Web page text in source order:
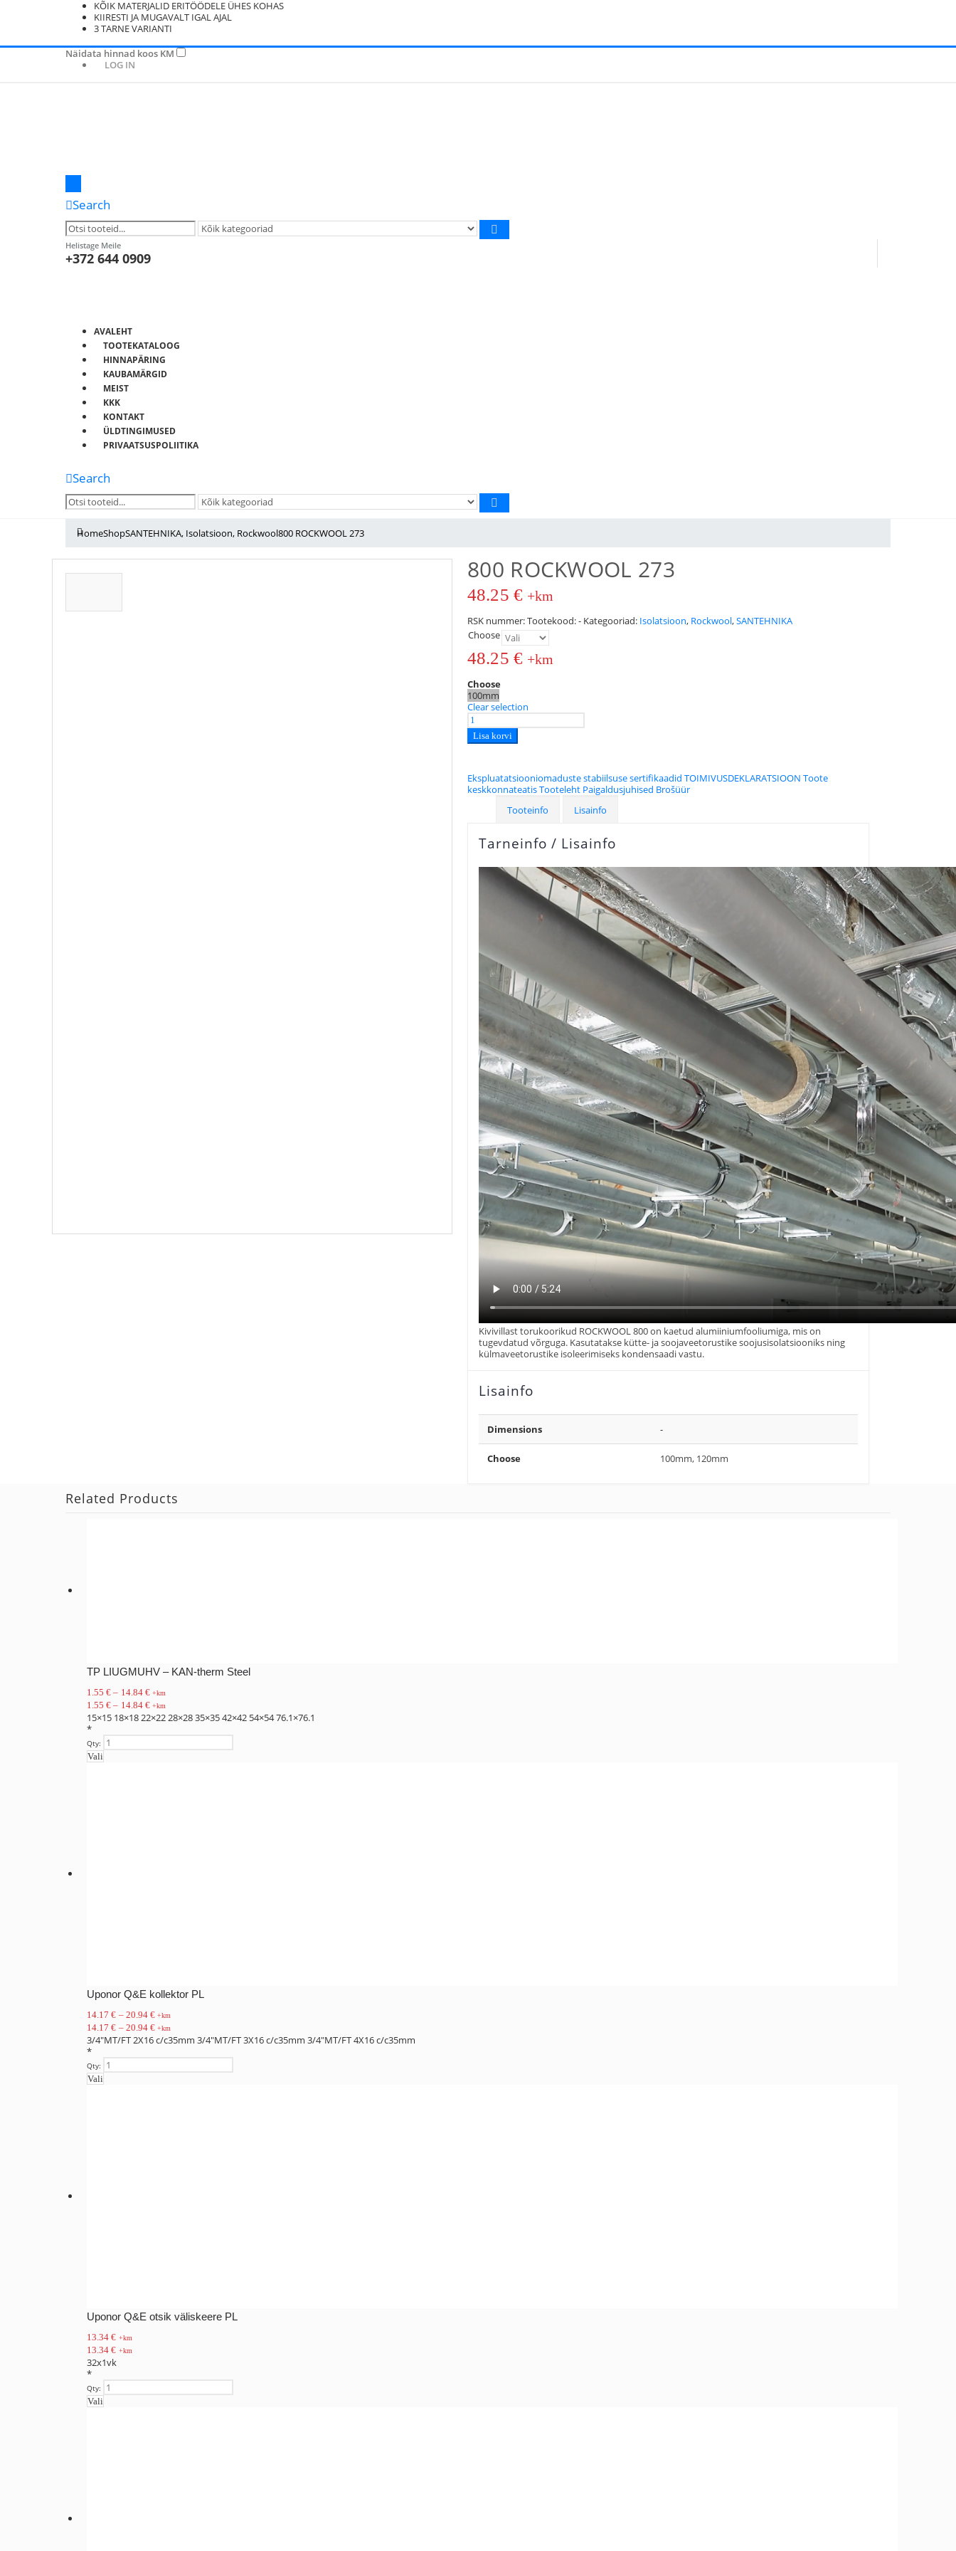
KÕIK MATERJALID ERITÖÖDELE ÜHES KOHAS
KIIRESTI JA MUGAVALT IGAL AJAL
3 TARNE VARIANTI
Näidata hinnad koos KM
LOG IN
Search
Helistage Meile
+372 644 0909
AVALEHT
TOOTEKATALOOG
HINNAPÄRING
KAUBAMÄRGID
MEIST
KKK
KONTAKT
ÜLDTINGIMUSED
PRIVAATSUSPOLIITIKA
Search
HomeShopSANTEHNIKA, Isolatsioon, Rockwool800 ROCKWOOL 273
800 ROCKWOOL 273
48.25 € +km
RSK nummer:Tootekood:- Kategooriad: Isolatsioon, Rockwool,SANTEHNIKA
Choose
48.25 € +km
Choose
100mm
Clear selection
Lisa korvi
Ekspluatatsiooniomaduste stabiilsuse sertifikaadid TOIMIVUSDEKLARATSIOON Toote
keskkonnateatisTooteleht Paigaldusjuhised Brošüür
Tooteinfo
Lisainfo
Tarneinfo / Lisainfo
Kivivillast torukoorikud ROCKWOOL 800 on kaetud alumiiniumfooliumiga, mis on
tugevdatud võrguga. Kasutatakse kütte- ja soojaveetorustike soojusisolatsiooniks ning
külmaveetorustike isoleerimiseks kondensaadi vastu.
Lisainfo
Dimensions -
Choose 100mm, 120mm
Related Products
TP LIUGMUHV – KAN-therm Steel
1.55€ – 14.84 € +km
1.55€ – 14.84 € +km
15×15 18×1822×2228×2835×3542×42 54×5476.1×76.1
*
Qty:
Vali
Uponor Q&E kollektor PL
14.17€ – 20.94€ +km
14.17€ – 20.94€ +km
3/4"MT/FT 2X16 c/c35mm 3/4"MT/FT 3X16 c/c35mm 3/4"MT/FT 4X16 c/c35mm
*
Qty:
Vali
Uponor Q&E otsik väliskeere PL
13.34€ +km
13.34€ +km
32x1vk
*
Qty:
Vali